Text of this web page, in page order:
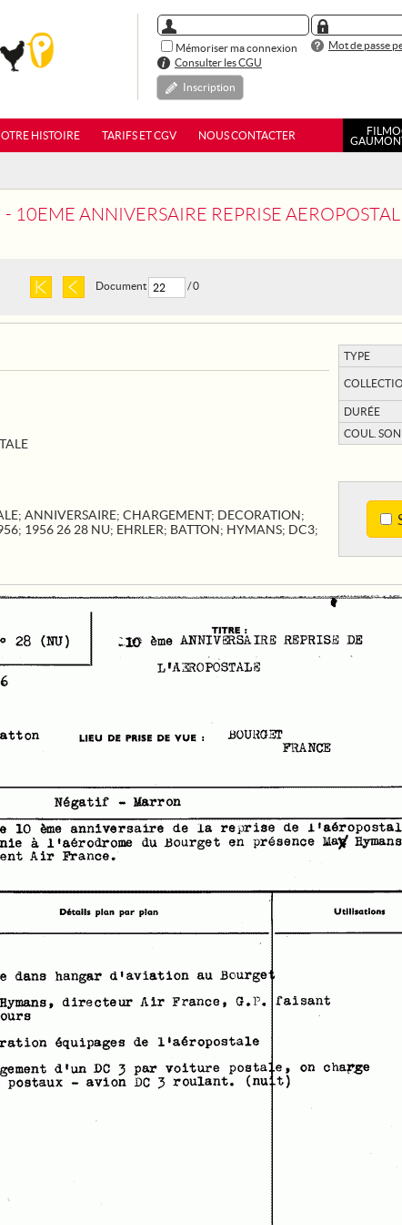
Mémoriser ma connexion
Mot de passe
Consulter les CGU
Inscription
HISTOIRE TARIFS ET CGV NOUS CONTACTER
10EME ANNIVERSAIRE REPRISE
Document / 0
TYPE
DURÉE
COUL. SON
; ANNIVERSAIRE; CHARGEMENT; DECORATION;
; 1956 26 28 NU; EHRLER; BATTON; HYMANS; DC3;